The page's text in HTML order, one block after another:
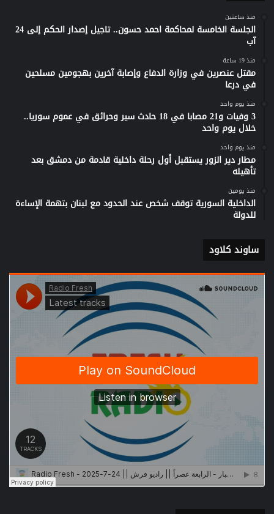
منذ ساعتين
الجلسة الخامسة لمحاكمة احمد حسون.. تاجيل إصدار الحكم إلى 24
آب
منذ 19 ساعة
مقتل عنصرين في وزارة الدفاع وإصابة آخرين بهجومين مسلحين
في درعا
منذ يوم واحد
3 وفيات و21 مصابا في 18 حادث سير وحرائق في عموم سوريا..
خلال يوم واحد
منذ يوم واحد
مطار دير الزور يستقبل أول رحلة داخلية قادمة من دمشق بعد
تأهيله
منذ يومين
الداخلية السورية توقف شخص عند الحدود مع لبنان بتهمة الإساءة
للدولة
ساوند كلاود